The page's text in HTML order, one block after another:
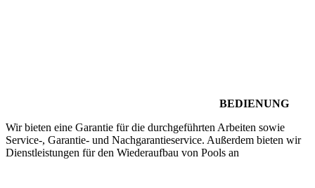
BEDIENUNG
Wir bieten eine Garantie für die durchgeführten Arbeiten sowie
Service-, Garantie- und Nachgarantieservice. Außerdem bieten wir
Dienstleistungen für den Wiederaufbau von Pools an